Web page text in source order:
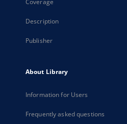
Coverage
Description
Publisher
About Library
Information for Users
Frequently asked questions